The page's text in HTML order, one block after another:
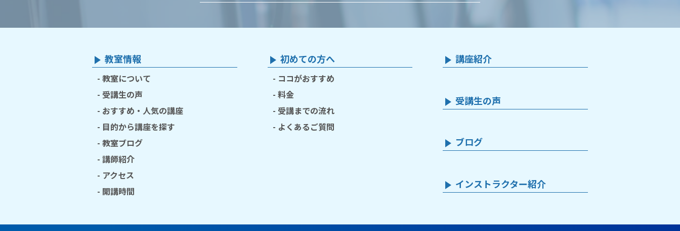
教室情報
教室について
受講生の声
おすすめ・人気の講座
目的から講座を探す
教室ブログ
講師紹介
アクセス
開講時間
初めての方へ
ココがおすすめ
料金
受講までの流れ
よくあるご質問
講座紹介
受講生の声
ブログ
インストラクター紹介